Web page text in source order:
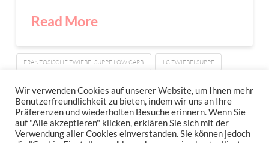
Read More
FRANZÖSISCHE ZWIEBELSUPPE LOW CARB LC ZWIEBELSUPPE
IMPRESSUM
DATENSCHUTZERKLÄRUNG
NEWSLETTER DATENSCHUTZRICHTLINIEN
Wir verwenden Cookies auf unserer Website, um Ihnen mehr
Benutzerfreundlichkeit zu bieten, indem wir uns an Ihre
Präferenzen und wiederholten Besuche erinnern. Wenn Sie
auf "Alle akzeptieren" klicken, erklären Sie sich mit der
Verwendung aller Cookies einverstanden. Sie können jedoch